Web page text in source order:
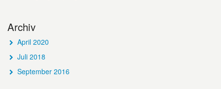
Archiv
April 2020
Juli 2018
September 2016